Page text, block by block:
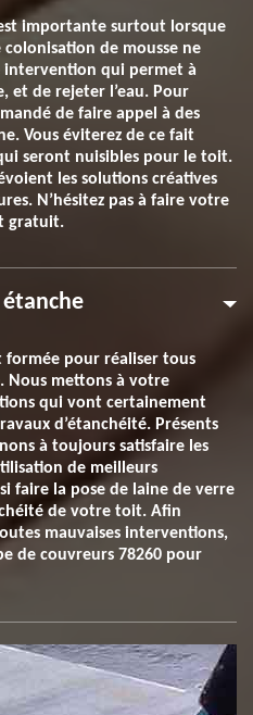
importante surtout lorsque
de mousse ne
intervention qui permet à
et de rejeter l’eau. Pour
de faire appel à des
Vous éviterez de ce fait
seront nuisibles pour le toit.
les solutions créatives
N’hésitez pas à faire votre
gratuit.
formée pour réaliser tous
mettons à votre
qui vont certainement
d’étanchéité. Présents
à toujours satisfaire les
de meilleurs
faire la pose de laine de verre
de votre toit. Afin
mauvaises interventions,
de couvreurs 78260 pour